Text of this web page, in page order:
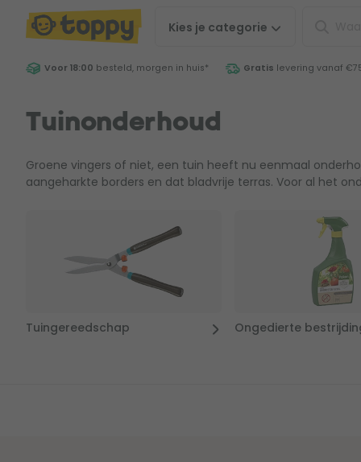
Kies je categorie
Voor 18:00 besteld, morgen in huis* Gratis levering vanaf
Tuinonderhoud
Groene vingers of niet, een tuin heeft nu eenmaal
aangeharkte borders en dat bladvrije terras. Voor al het
Tuingereedschap Ongedierte